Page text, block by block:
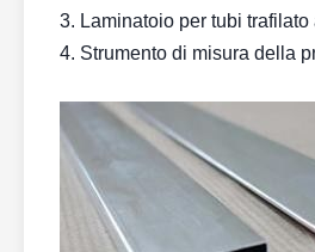
3. Laminatoio per tubi trafilato
4. Strumento di misura della